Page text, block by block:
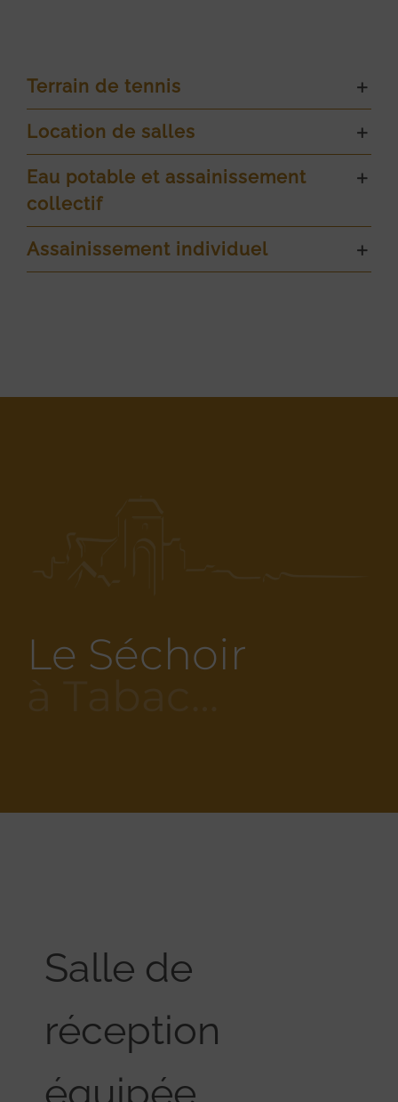
Terrain de tennis
Location de salles
Eau potable et assainissement
collectif
Assainissement individuel
Le Séchoir
Salle de
réception